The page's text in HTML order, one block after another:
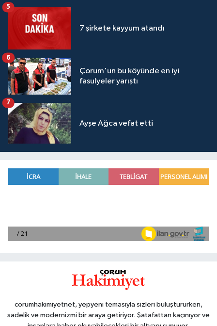
7 şirkete kayyum atandı
5
Çorum'un bu köyünde en iyi
fasulyeler yarıştı
6
Ayşe Ağca vefat etti
7
corumhakimiyetnet, yepyeni temasıyla sizleri buluştururken,
sadelik ve modernizmi bir araya getiriyor. Şatafattan kaçınıyor ve